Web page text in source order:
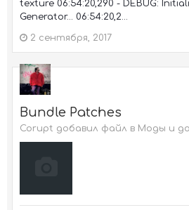
texture 06:54:20,290 - DEBUG:
Generator... 06:54:20,2...
2 сентября, 2017
Bundle Patches
Corupt добавил файл в Моды и